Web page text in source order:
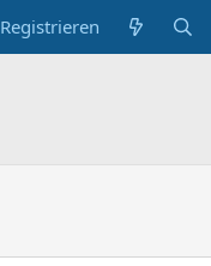
Registrieren